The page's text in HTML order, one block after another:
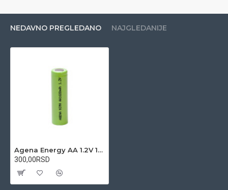
NEDAVNO PREGLEDANO NAJGLEDANIJE
Agena Energy AA 1.2V 1600mAh Ni-MH industrijska punjiva baterija
300,00RSD